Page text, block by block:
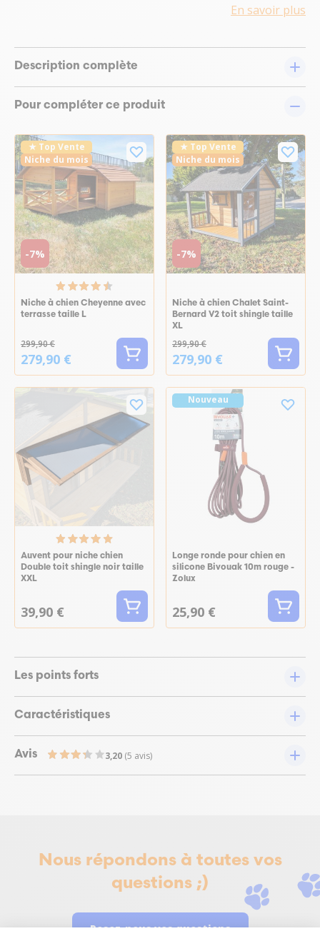
En savoir plus
Description complète
Pour compléter ce produit
★ Top Vente
Niche du mois
-7%
Niche à chien Cheyenne avec
terrasse taille L
299,90 €
279,90 €
★ Top Vente
Niche du mois
-7%
Niche à chien Chalet Saint-
Bernard V2 toit shingle taille
XL
299,90 €
279,90 €
Auvent pour niche chien
Double toit shingle noir taille
XXL
39,90 €
Nouveau
Longe ronde pour chien en
silicone Bivouak 10m rouge -
Zolux
25,90 €
Les points forts
Caractéristiques
Avis 3,20 (5 avis)
Nous répondons à toutes vos
questions ;)
Posez-nous vos questions